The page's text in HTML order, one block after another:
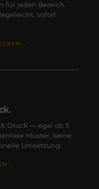
für jeden Bereich.
sofort
→
Druck — egal ob 5
Muster, keine
Umsetzung.
→